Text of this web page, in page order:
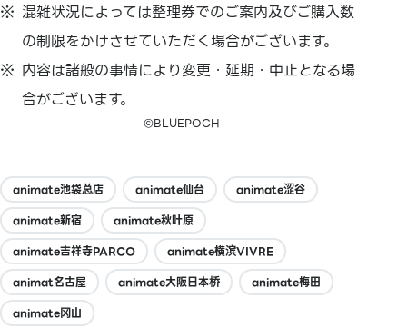
混雑状況によっては整理券でのご案内及びご購入数
の制限をかけさせていただく場合がございます。
内容は諸般の事情により変更・延期・中止となる場
合がございます。
©BLUEPOCH
animate池袋总店 animate仙台
animate涩谷
animate新宿
animate秋叶原
animate吉祥寺PARCO
animate横滨VIVRE
animat名古屋
animate大阪日本桥
animate梅田
animate冈山